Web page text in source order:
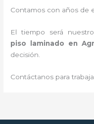
Contamos con años de
El tiempo será
piso laminado en
decisión.
Contáctanos para